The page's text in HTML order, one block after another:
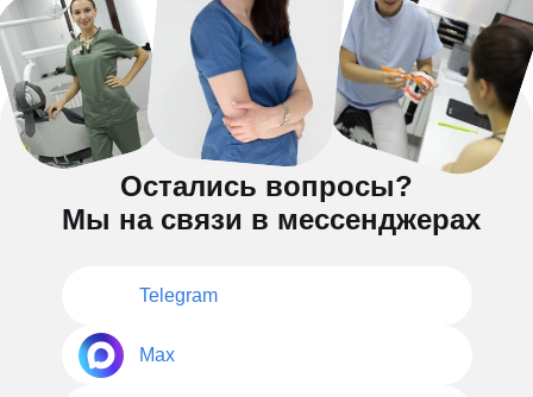
Остались вопросы?
Мы на связи в мессенджерах
Telegram
Max